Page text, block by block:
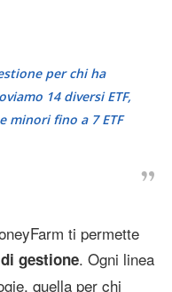
per chi ha
14 diversi ETF,
minori fino a 7 ETF
ti permette
gestione. Ogni linea
quella per chi